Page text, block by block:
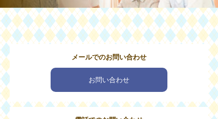
メールでのお問い合わせ
お問い合わせ